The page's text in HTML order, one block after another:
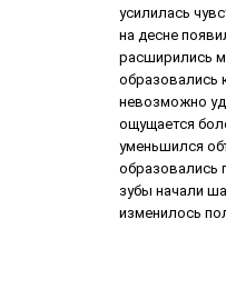
усилилась
на десне
расширились
образовались
невозможно
ощущается
уменьшился
образовались
зубы начали
изменилось